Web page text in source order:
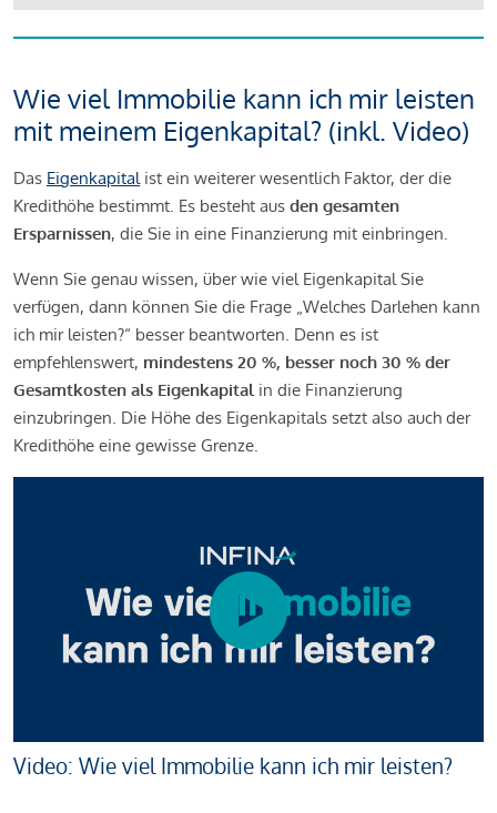
Wie viel Immobilie kann ich mir leisten
mit meinem Eigenkapital? (inkl. Video)
Das Eigenkapitalist ein weiterer wesentlich Faktor, der die
Kredithöhe bestimmt. Es besteht aus den gesamten
Ersparnissen, die Sie in eine Finanzierung mit einbringen.
Wenn Sie genau wissen, über wie viel Eigenkapital Sie
verfügen, dann können Sie die Frage „Welches Darlehen kann
ich mir leisten?“ besser beantworten. Denn es ist
empfehlenswert, mindestens 20 %, besser noch 30 % der
Gesamtkosten als Eigenkapital in die Finanzierung
einzubringen. Die Höhe des Eigenkapitals setzt also auch der
Kredithöhe eine gewisse Grenze.
Video: Wie viel Immobilie kann ich mir leisten?